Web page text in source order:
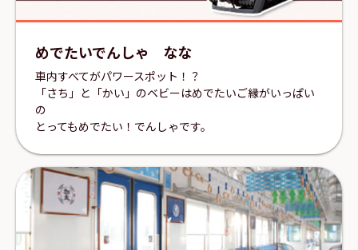
めでたいでんしゃ なな
車内すべてがパワースポット！？
「さち」と「かい」のベビーはめでたいご縁がいっぱい
の
とってもめでたい！でんしゃです。